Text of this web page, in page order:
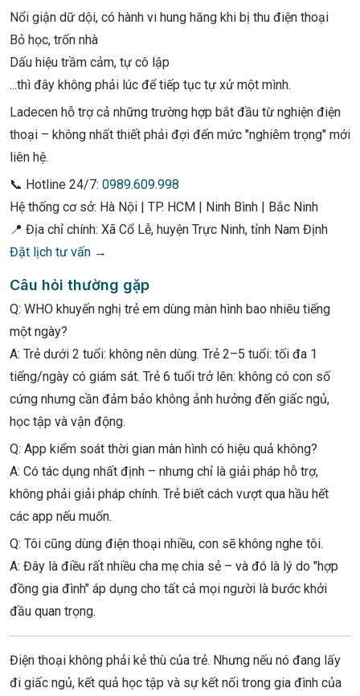
Nổi giận dữ dội, có hành vi hung hăng khi bị thu điện thoại
Bỏ học, trốn nhà
Dấu hiệu trầm cảm, tự cô lập
...thì đây không phải lúc để tiếp tục tự xử một mình.
Ladecen hỗ trợ cả những trường hợp bắt đầu từ nghiện điện
thoại – không nhất thiết phải đợi đến mức "nghiêm trọng" mới
liên hệ.
📞 Hotline 24/7: 0989.609.998
Hệ thống cơ sở: Hà Nội | TP. HCM | Ninh Bình | Bắc Ninh
📍 Địa chỉ chính: Xã Cổ Lễ, huyện Trực Ninh, tỉnh Nam Định
Đặt lịch tư vấn →
Câu hỏi thường gặp
Q: WHO khuyến nghị trẻ em dùng màn hình bao nhiêu tiếng
một ngày?
A: Trẻ dưới 2 tuổi: không nên dùng. Trẻ 2–5 tuổi: tối đa 1
tiếng/ngày có giám sát. Trẻ 6 tuổi trở lên: không có con số
cứng nhưng cần đảm bảo không ảnh hưởng đến giấc ngủ,
học tập và vận động.
Q: App kiểm soát thời gian màn hình có hiệu quả không?
A: Có tác dụng nhất định – nhưng chỉ là giải pháp hỗ trợ,
không phải giải pháp chính. Trẻ biết cách vượt qua hầu hết
các app nếu muốn.
Q: Tôi cũng dùng điện thoại nhiều, con sẽ không nghe tôi.
A: Đây là điều rất nhiều cha mẹ chia sẻ – và đó là lý do "hợp
đồng gia đình" áp dụng cho tất cả mọi người là bước khởi
đầu quan trọng.
Điện thoại không phải kẻ thù của trẻ. Nhưng nếu nó đang lấy
đi giấc ngủ, kết quả học tập và sự kết nối trong gia đình của